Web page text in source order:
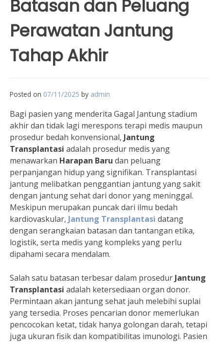
Batasan dan Peluang
Perawatan Jantung
Tahap Akhir
Posted on 07/11/2025 by admin
Bagi pasien yang menderita Gagal Jantung stadium
akhir dan tidak lagi merespons terapi medis maupun
prosedur bedah konvensional, Jantung
Transplantasi adalah prosedur medis yang
menawarkan Harapan Baru dan peluang
perpanjangan hidup yang signifikan. Transplantasi
jantung melibatkan penggantian jantung yang sakit
dengan jantung sehat dari donor yang meninggal.
Meskipun merupakan puncak dari ilmu bedah
kardiovaskular, Jantung Transplantasi datang
dengan serangkaian batasan dan tantangan etika,
logistik, serta medis yang kompleks yang perlu
dipahami secara mendalam.
Salah satu batasan terbesar dalam prosedur Jantung
Transplantasi adalah ketersediaan organ donor.
Permintaan akan jantung sehat jauh melebihi suplai
yang tersedia. Proses pencarian donor memerlukan
pencocokan ketat, tidak hanya golongan darah, tetapi
juga ukuran fisik dan kompatibilitas imunologi. Pasien